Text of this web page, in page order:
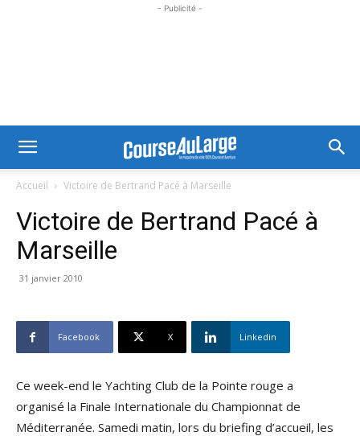
- Publicité -
Accueil Victoire de Bertrand Pacé à Marseille
Victoire de Bertrand Pacé à
Marseille
31 janvier 2010
Facebook X Linkedin
Ce week-end le Yachting Club de la Pointe rouge a
organisé la Finale Internationale du Championnat de
Méditerranée. Samedi matin, lors du briefing d’accueil, les